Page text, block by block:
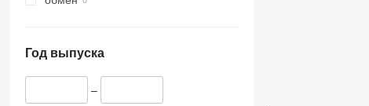
Год выпуска
–